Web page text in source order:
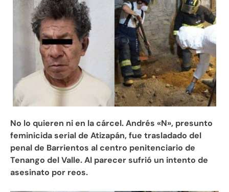
No lo quieren ni en la cárcel. Andrés «N», presunto
feminicida serial de Atizapán, fue trasladado del
penal de Barrientos al centro penitenciario de
Tenango del Valle. Al parecer sufrió un intento de
asesinato por reos.